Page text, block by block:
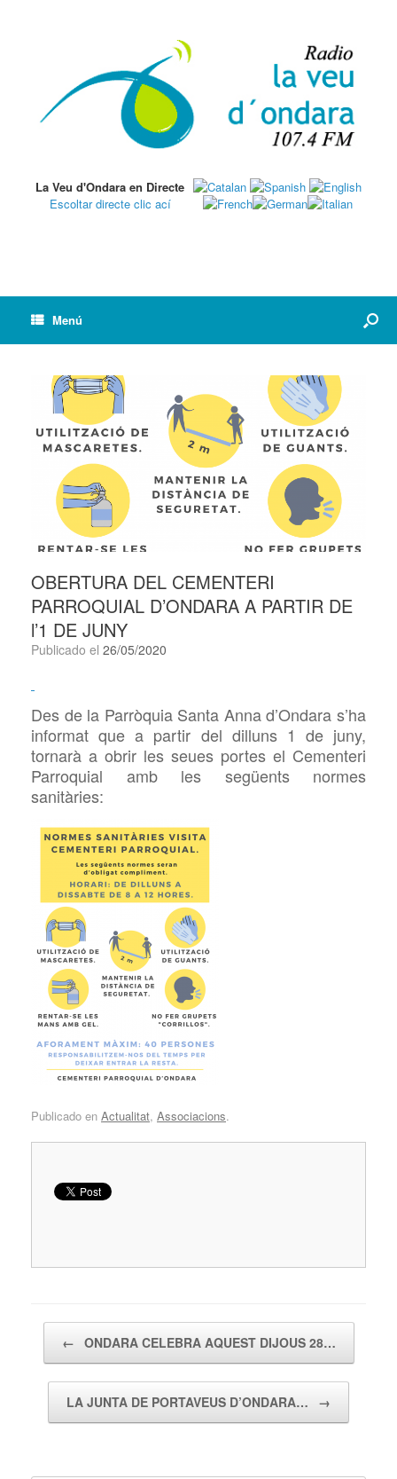
La Veu d'Ondara en Directe
Escoltar directe clic ací
Menú
OBERTURA DEL CEMENTERI
PARROQUIAL D’ONDARA A PARTIR DE
l’1 DE JUNY
Publicado el 26/05/2020
Des de la Parròquia Santa Anna d’Ondara s’ha
informat que a partir del dilluns 1 de juny,
tornarà a obrir les seues portes el Cementeri
Parroquial amb les següents normes
sanitàries:
Publicado en Actualitat, Associacions.
← ONDARA CELEBRA AQUEST DIJOUS 28…
LA JUNTA DE PORTAVEUS D’ONDARA… →